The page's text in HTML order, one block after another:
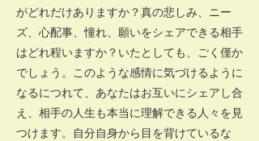
がどれだけありますか？真の悲しみ、ニー
ズ、心配事、憧れ、願いをシェアできる相手
はどれ程いますか？いたとしても、ごく僅か
でしょう。このような感情に気づけるように
なるにつれて、あなたはお互いにシェアし合
え、相手の人生も本当に理解できる人々を見
つけます。自分自身から目を背けているな